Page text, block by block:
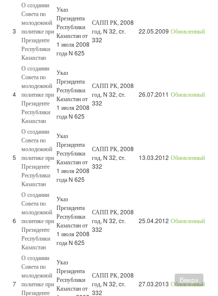
3
О создании
Совета по
молодежной
политике при
Президенте
Республики
Казахстан
Указ
Президента
Республики
Казахстан от
1 июля 2008
года N 625
САПП РК, 2008
год, N 32, cт.
332
22.05.2009 Обновленный
4
О создании
Совета по
молодежной
политике при
Президенте
Республики
Казахстан
Указ
Президента
Республики
Казахстан от
1 июля 2008
года N 625
САПП РК, 2008
год, N 32, cт.
332
26.07.2011 Обновленный
5
О создании
Совета по
молодежной
политике при
Президенте
Республики
Казахстан
Указ
Президента
Республики
Казахстан от
1 июля 2008
года N 625
САПП РК, 2008
год, N 32, cт.
332
13.03.2012 Обновленный
6
О создании
Совета по
молодежной
политике при
Президенте
Республики
Казахстан
Указ
Президента
Республики
Казахстан от
1 июля 2008
года N 625
САПП РК, 2008
год, N 32, cт.
332
25.04.2012 Обновленный
7
О создании
Совета по
молодежной
политике при
Президенте
Указ
Президента
Республики
Казахстан от
САПП РК, 2008
год, N 32, cт.
332
27.03.2013 Обновленный
Вверх